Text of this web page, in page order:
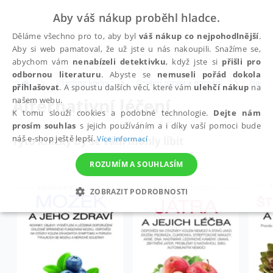
Všechny knihy Osobní rozvoj a poznání
Alternativní léčení
Tyto knížky by se vám mohly líbit
Aby váš nákup proběhl hladce.
Děláme všechno pro to, aby bylváš nákup co nejpohodlnější.
Aby si web pamatoval, že už jste u nás nakoupili. Snažíme se,
abychom vám nenabízeli detektivku, když jste si přišli pro
odbornou literaturu. Abyste se nemuseli pořád dokola
přihlašovat. A spoustu dalších věcí, které vám ulehčí nákup na
našem webu.
K tomu slouží cookies a podobné technologie. Dejte nám
prosím souhlas s jejich používáním a i díky vaší pomoci bude
náš e-shop ještě lepší.Více informací
ROZUMÍM A SOUHLASÍM
ZOBRAZIT PODROBNOSTI
NEZBYTNÉ ANALYTICKÉ MARKETINGOVÉ
FUNKČNÍ NEZAŘAZENÉ SOUBORY